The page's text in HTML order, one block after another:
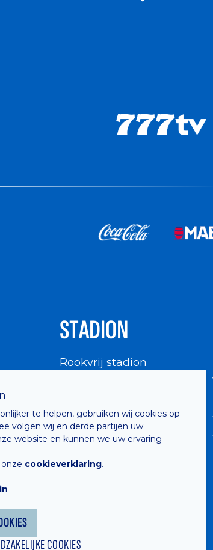
te helpen, gebruiken wij cookies op
volgen wij en derde partijen uw
website en kunnen we uw ervaring
cookieverklaring.
COOKIES
STADION
Rookvrij stadion